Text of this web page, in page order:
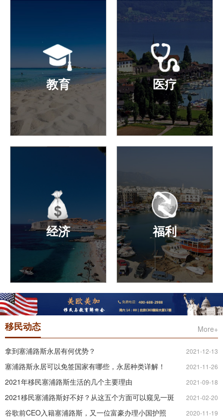
教育
作为塞浦路斯国籍的人，不
子可以到瑞士读顶级酒店管
理、可以到奥地利学音乐、
可以到意大利读艺术专业、
可以到法国读文学、可以到
英国读商学院、MBA、理工
医疗
据世界卫生组织的统计，塞
1200 人拥有一名全科医
生，中国平均每3000 人拥
有一位全科医生;塞浦路斯的
心脏移植技术全球领先，心
脏移植专家全都具有在英、
美、南非等国家的多年从业
经验
经济
塞浦路斯是一座拥有先进自
由市场，以服务业为经济基
础的先进国家。专属经济区
内巨量的石油和天然气为塞
浦路斯经济提供了强有力的
(企业所得税仅为12.5%，欧
洲国家最低;增值税19%，也
处于欧洲最低水平;与世界范
围内50多个国家(包括中国)
签署了免双边税收协议);
福利
拥有塞浦路斯国籍可以在欧
盟任意国家工作、居住和生
活，享受欧盟境内的一流的
易、经商范围覆盖5亿欧盟
础设置一流，免签160多个
国家、通行自由无阻。
移民动态 More+
拿到塞浦路斯永居有何优势？ 2021-12-13
塞浦路斯永居可以免签国家有哪些，永居种类详解！ 2021-11-26
2021年移民塞浦路斯生活的几个主要理由 2021-09-18
2021移民塞浦路斯好不好？从这五个方面可以窥见一斑 2021-02-20
谷歌前CEO入籍塞浦路斯，又一位富豪办理小国护照 2020-11-19